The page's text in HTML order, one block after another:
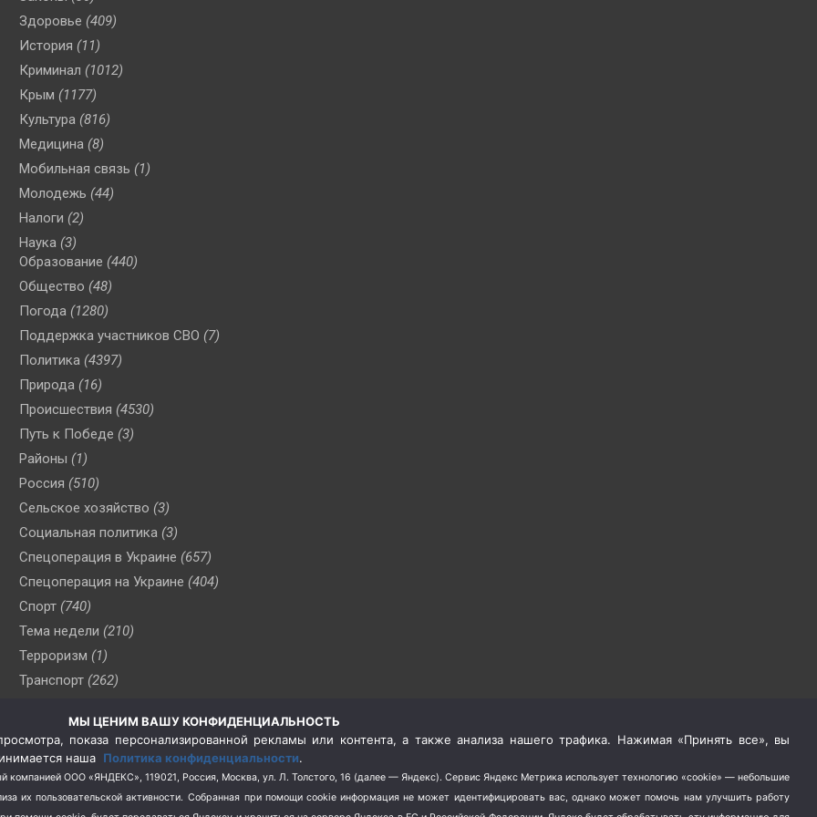
Здоровье (409)
История (11)
Криминал (1012)
Крым (1177)
Культура (816)
Медицина (8)
Мобильная связь (1)
Молодежь (44)
Налоги (2)
Наука (3)
Образование (440)
Общество (48)
Погода (1280)
Поддержка участников СВО (7)
Политика (4397)
Природа (16)
Происшествия (4530)
Путь к Победе (3)
Районы (1)
Россия (510)
Сельское хозяйство (3)
Социальная политика (3)
Спецоперация в Украине (657)
Спецоперация на Украине (404)
Спорт (740)
Тема недели (210)
Терроризм (1)
Транспорт (262)
(76)
Цены (2)
Школа и спорт (2)
Экология (8)
МЫ ЦЕНИМ ВАШУ КОНФИДЕНЦИАЛЬНОСТЬ
показа персонализированной рекламы или контента, а также анализа нашего трафика. Нажимая «Принять все», вы
наша Политика конфиденциальности.
компанией ООО «ЯНДЕКС», 119021, Россия, Москва, ул. Л. Толстого, 16 (далее — Яндекс). Сервис Яндекс Метрика использует технологию «cookie» — небольшие
их пользовательской активности. Собранная при помощи cookie информация не может идентифицировать вас, однако может помочь нам улучшить работу